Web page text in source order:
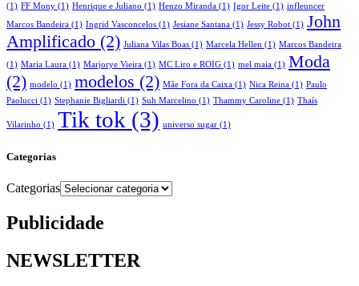
(1) FF Mony (1) Henrique e Juliano (1) Henzo Miranda (1) Igor Leite (1) infleuncer
Marcos Bandeira (1) Ingrid Vasconcelos (1) Jesiane Santana (1) Jessy Robot (1) John
Amplificado (2) Juliana Vilas Boas (1) Marcela Hellen (1) Marcos Bandeira
(1) Maria Laura (1) Marjorye Vieira (1) MC Liro e ROIG (1) mel maia (1) Moda
(2) modelo (1) modelos (2) Mãe Fora da Caixa (1) Nica Reina (1) Paulo
Paolucci (1) Stephanie Bigliardi (1) Suh Marcelino (1) Thammy Caroline (1) Thaís
Vilarinho (1) Tik tok (3) universo sugar (1)
Categorias
Categorias
Publicidade
NEWSLETTER